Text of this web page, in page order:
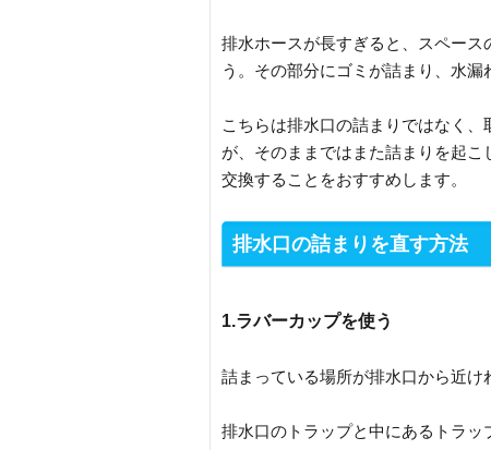
排水ホースが長すぎると、スペース
う。その部分にゴミが詰まり、水漏
こちらは排水口の詰まりではなく
が、そのままではまた詰まりを起
交換することをおすすめします。
排水口の詰まりを直す方法
1.ラバーカップを使う
詰まっている場所が排水口から近け
排水口のトラップと中にあるトラッ